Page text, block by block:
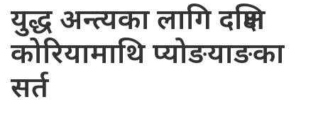
युद्ध अन्त्यका लागि दक्षिण
कोरियामाथि प्योङयाङका
सर्त